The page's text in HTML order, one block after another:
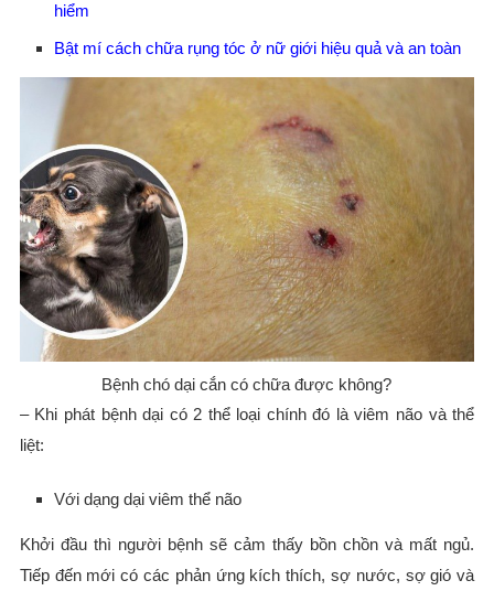
hiểm
Bật mí cách chữa rụng tóc ở nữ giới hiệu quả và an toàn
Bệnh chó dại cắn có chữa được không?
– Khi phát bệnh dại có 2 thể loại chính đó là viêm não và thể
liệt:
Với dạng dại viêm thể não
Khởi đầu thì người bệnh sẽ cảm thấy bồn chồn và mất ngủ.
Tiếp đến mới có các phản ứng kích thích, sợ nước, sợ gió và